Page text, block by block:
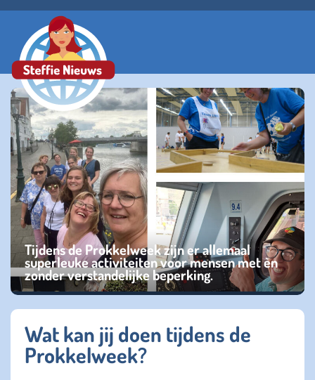
Tijdens de Prokkelweek zijn er allemaal
superleuke activiteiten voor mensen met èn
zonder verstandelijke beperking.
Wat kan jij doen tijdens de
Prokkelweek?